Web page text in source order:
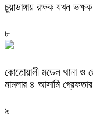
চুয়াডাঙ্গায় রক্ষক যখন
৮
কোতোয়ালী মডেল থানা ও
মামলার ৪ আসামি গ্রেফতার
৯